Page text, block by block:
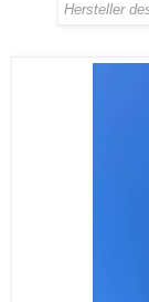
Hersteller